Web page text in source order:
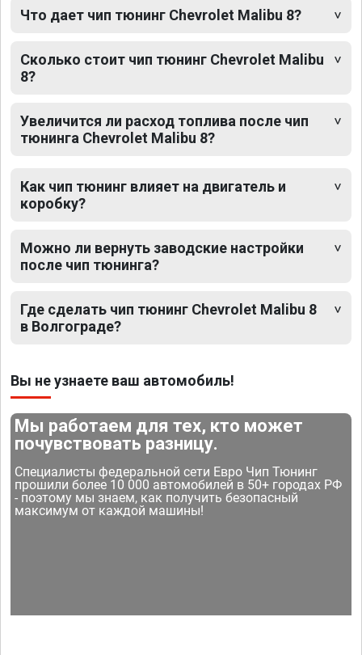
Что дает чип тюнинг Chevrolet Malibu 8?
Сколько стоит чип тюнинг Chevrolet Malibu
8?
Увеличится ли расход топлива после чип
тюнинга Chevrolet Malibu 8?
Как чип тюнинг влияет на двигатель и
коробку?
Можно ли вернуть заводские настройки
после чип тюнинга?
Где сделать чип тюнинг Chevrolet Malibu 8
в Волгограде?
Вы не узнаете ваш автомобиль!
Мы работаем для тех, кто может
почувствовать разницу.
Специалисты федеральной сети Евро Чип Тюнинг
прошили более 10 000 автомобилей в 50+ городах РФ
- поэтому мы знаем, как получить безопасный
максимум от каждой машины!